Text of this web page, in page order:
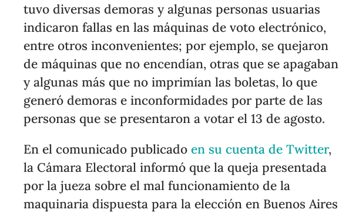
tuvo diversas demoras y algunas personas usuarias
indicaron fallas en las máquinas de voto electrónico,
entre otros inconvenientes; por ejemplo, se quejaron
de máquinas que no encendían, otras que se apagaban
y algunas más que no imprimían las boletas, lo que
generó demoras e inconformidades por parte de las
personas que se presentaron a votar el 13 de agosto.
En el comunicado publicadoen su cuenta de Twitter,
la Cámara Electoral informó que la queja presentada
por la jueza sobre el mal funcionamiento de la
maquinaria dispuesta para la elección en Buenos Aires